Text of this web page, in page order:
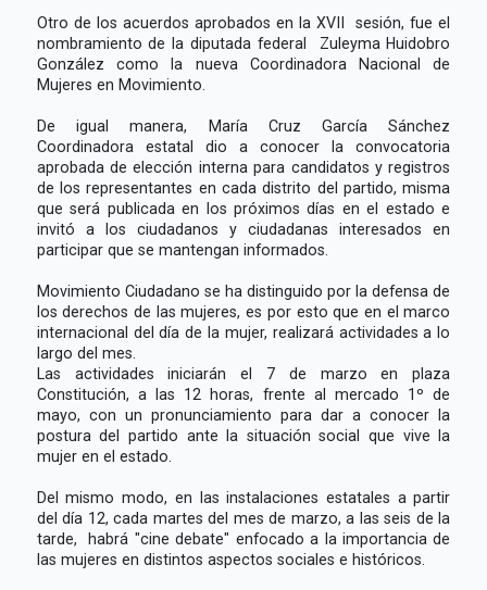
Otro de los acuerdos aprobados en la XVII sesión, fue el
nombramiento de la diputada federal Zuleyma Huidobro
González como la nueva Coordinadora Nacional de
Mujeres en Movimiento.
De igual manera, María Cruz García Sánchez
Coordinadora estatal dio a conocer la convocatoria
aprobada de elección interna para candidatos y registros
de los representantes en cada distrito del partido, misma
que será publicada en los próximos días en el estado e
invitó a los ciudadanos y ciudadanas interesados en
participar que se mantengan informados.
Movimiento Ciudadano se ha distinguido por la defensa de
los derechos de las mujeres, es por esto que en el marco
internacional del día de la mujer, realizará actividades a lo
largo del mes.
Las actividades iniciarán el 7 de marzo en plaza
Constitución, a las 12 horas, frente al mercado 1º de
mayo, con un pronunciamiento para dar a conocer la
postura del partido ante la situación social que vive la
mujer en el estado.
Del mismo modo, en las instalaciones estatales a partir
del día 12, cada martes del mes de marzo, a las seis de la
tarde, habrá "cine debate" enfocado a la importancia de
las mujeres en distintos aspectos sociales e históricos.